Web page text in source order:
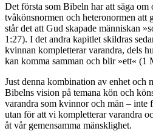
Det första som Bibeln har att säga om
tvåkönsnormen och heteronormen att
står det att Gud skapade människan
1:27). I det andra kapitlet skildras
kvinnan kompletterar varandra, dels
kan komma samman och blir »ett« (1
Just denna kombination av enhet och
Bibelns vision på temana kön och
varandra som kvinnor och män – inte
utan för att vi kompletterar varandra
åt vår gemensamma mänsklighet.